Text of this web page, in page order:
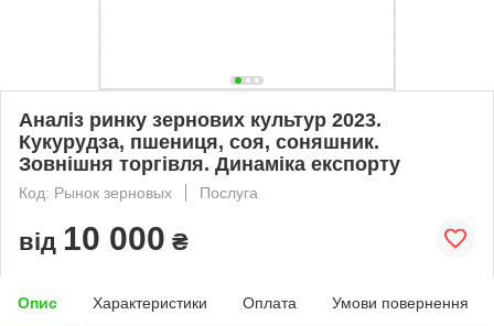
Аналіз ринку зернових культур 2023.
Кукурудза, пшениця, соя, соняшник.
Зовнішня торгівля. Динаміка експорту
Код: Рынок зерновых Послуга
від 10 000 ₴
Опис Характеристики Оплата Умови повернення